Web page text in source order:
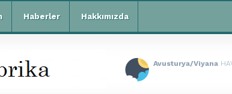
Haberler Hakkımızda
Avusturya/Viyana